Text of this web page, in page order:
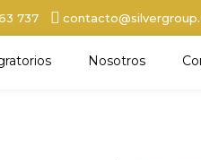
737
Nosotros